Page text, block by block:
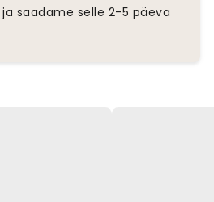
saadame selle 2-5 päeva